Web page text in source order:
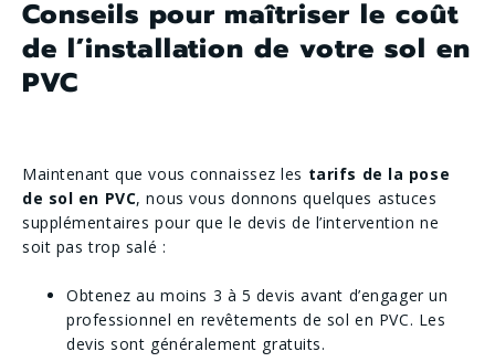
Conseils pour maîtriser le coût
de l’installation de votre sol en
PVC
Maintenant que vous connaissez les tarifs de la pose
de sol en PVC, nous vous donnons quelques astuces
supplémentaires pour que le devis de l’intervention ne
soit pas trop salé :
Obtenez au moins 3 à 5 devis avant d’engager un
professionnel en revêtements de sol en PVC. Les
devis sont généralement gratuits.